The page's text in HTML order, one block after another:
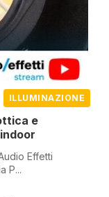
ILLUMINAZIONE
e
Effetti
P...